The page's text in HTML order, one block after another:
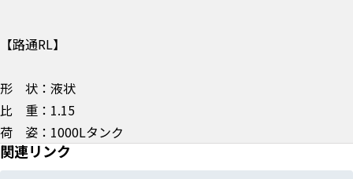
【路通RL】
形 状：液状
比 重：1.15
荷 姿：1000Lタンク
関連リンク